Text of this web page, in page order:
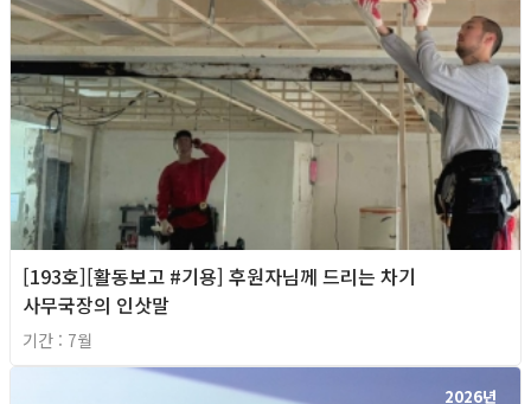
[193호][활동보고 #기용] 후원자님께 드리는 차기
사무국장의 인삿말
기간 : 7월
2026년